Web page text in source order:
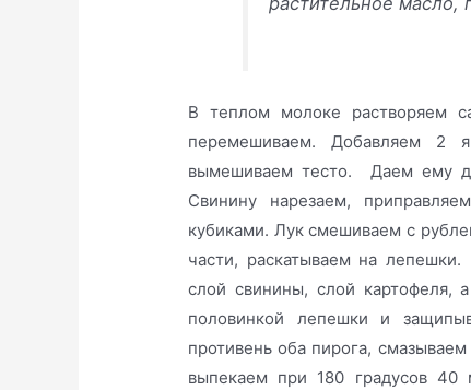
В теплом молоке растворяем
перемешиваем. Добавляем 2
вымешиваем тесто. Даем ему
Свинину нарезаем,
кубиками. Лук смешиваем с
части, раскатываем на
слой свинины, слой картофеля,
половинкой лепешки и
противень оба пирога,
выпекаем при 180 градусов 40